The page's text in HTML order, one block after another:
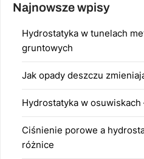
Najnowsze wpisy
Hydrostatyka w tunelach
gruntowych
Jak opady deszczu
Hydrostatyka w
Ciśnienie porowe a
różnice